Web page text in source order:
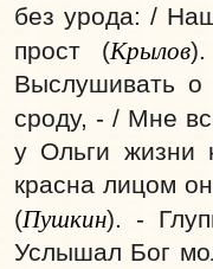
без урода: /
прост (Крылов
Выслушивать
сроду, - / Мне
у Ольги жизни
красна лицом
(Пушкин). -
Услышал Бог